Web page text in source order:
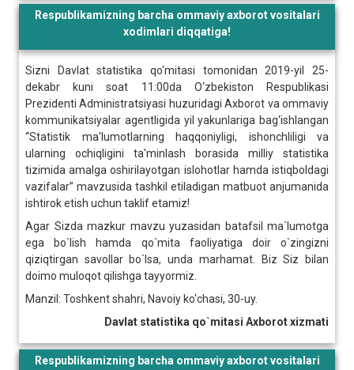
Respublikamizning barcha ommaviy axborot vositalari
xodimlari diqqatiga!
Sizni Davlat statistika qo‘mitasi tomonidan 2019-yil 25-
dekabr kuni soat 11:00da O‘zbekiston Respublikasi
Prezidenti Administratsiyasi huzuridagi Axborot va ommaviy
kommunikatsiyalar agentligida yil yakunlariga bag‘ishlangan
“Statistik ma'lumotlarning haqqoniyligi, ishonchliligi va
ularning ochiqligini ta'minlash borasida milliy statistika
tizimida amalga oshirilayotgan islohotlar hamda istiqboldagi
vazifalar” mavzusida tashkil etiladigan matbuot anjumanida
ishtirok etish uchun taklif etamiz!
Agar Sizda mazkur mavzu yuzasidan batafsil ma`lumotga
ega bo`lish hamda qo`mita faoliyatiga doir o`zingizni
qiziqtirgan savollar bo`lsa, unda marhamat. Biz Siz bilan
doimo muloqot qilishga tayyormiz.
Manzil: Toshkent shahri, Navoiy ko‘chasi, 30-uy.
Davlat statistika qo`mitasi Axborot xizmati
Respublikamizning barcha ommaviy axborot vositalari